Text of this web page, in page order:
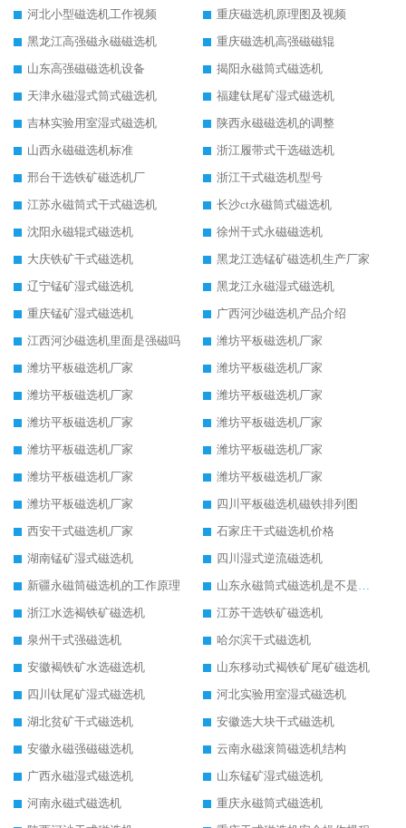
河北小型磁选机工作视频
重庆磁选机原理图及视频
黑龙江高强磁永磁磁选机
重庆磁选机高强磁磁辊
山东高强磁磁选机设备
揭阳永磁筒式磁选机
天津永磁湿式筒式磁选机
福建钛尾矿湿式磁选机
吉林实验用室湿式磁选机
陕西永磁磁选机的调整
山西永磁磁选机标准
浙江履带式干选磁选机
邢台干选铁矿磁选机厂
浙江干式磁选机型号
江苏永磁筒式干式磁选机
长沙ct永磁筒式磁选机
沈阳永磁辊式磁选机
徐州干式永磁磁选机
大庆铁矿干式磁选机
黑龙江选锰矿磁选机生产厂家
辽宁锰矿湿式磁选机
黑龙江永磁湿式磁选机
重庆锰矿湿式磁选机
广西河沙磁选机产品介绍
江西河沙磁选机里面是强磁吗
潍坊平板磁选机厂家
潍坊平板磁选机厂家
潍坊平板磁选机厂家
潍坊平板磁选机厂家
潍坊平板磁选机厂家
潍坊平板磁选机厂家
潍坊平板磁选机厂家
潍坊平板磁选机厂家
潍坊平板磁选机厂家
潍坊平板磁选机厂家
潍坊平板磁选机厂家
潍坊平板磁选机厂家
四川平板磁选机磁铁排列图
西安干式磁选机厂家
石家庄干式磁选机价格
湖南锰矿湿式磁选机
四川湿式逆流磁选机
新疆永磁筒磁选机的工作原理
浙江水选褐铁矿磁选机
江苏干选铁矿磁选机
泉州干式强磁选机
哈尔滨干式磁选机
安徽褐铁矿水选磁选机
山东移动式褐铁矿尾矿磁选机
四川钛尾矿湿式磁选机
河北实验用室湿式磁选机
湖北贫矿干式磁选机
安徽选大块干式磁选机
安徽永磁强磁磁选机
云南永磁滚筒磁选机结构
广西永磁湿式磁选机
山东锰矿湿式磁选机
河南永磁式磁选机
重庆永磁筒式磁选机